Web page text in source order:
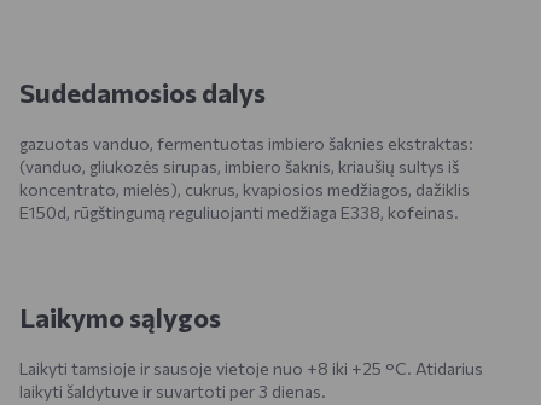
Sudedamosios dalys
gazuotas vanduo, fermentuotas imbiero šaknies ekstraktas:
(vanduo, gliukozės sirupas, imbiero šaknis, kriaušių sultys iš
koncentrato, mielės), cukrus, kvapiosios medžiagos, dažiklis
E150d, rūgštingumą reguliuojanti medžiaga E338, kofeinas.
Laikymo sąlygos
Laikyti tamsioje ir sausoje vietoje nuo +8 iki +25 °C. Atidarius
laikyti šaldytuve ir suvartoti per 3 dienas.